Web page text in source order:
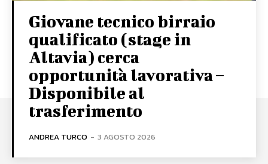
Giovane tecnico birraio
qualificato (stage in
Altavia) cerca
opportunità lavorativa –
Disponibile al
trasferimento
ANDREA TURCO - 3 AGOSTO 2026